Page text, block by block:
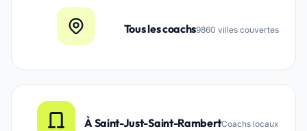
Tous les coachs9860 villes couvertes
À Saint-Just-Saint-RambertCoachs locaux